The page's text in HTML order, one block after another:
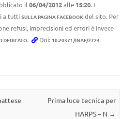
il 06/04/2012alle 15:20. I
a tutti SULLA PAGINA FACEBOOK del sito. Per
refusi, imprecisioni ed errori è invece
DEDICATO. Doi: 10.20371/INAF/2724-
Prima luce tecnica per
HARPS – N →